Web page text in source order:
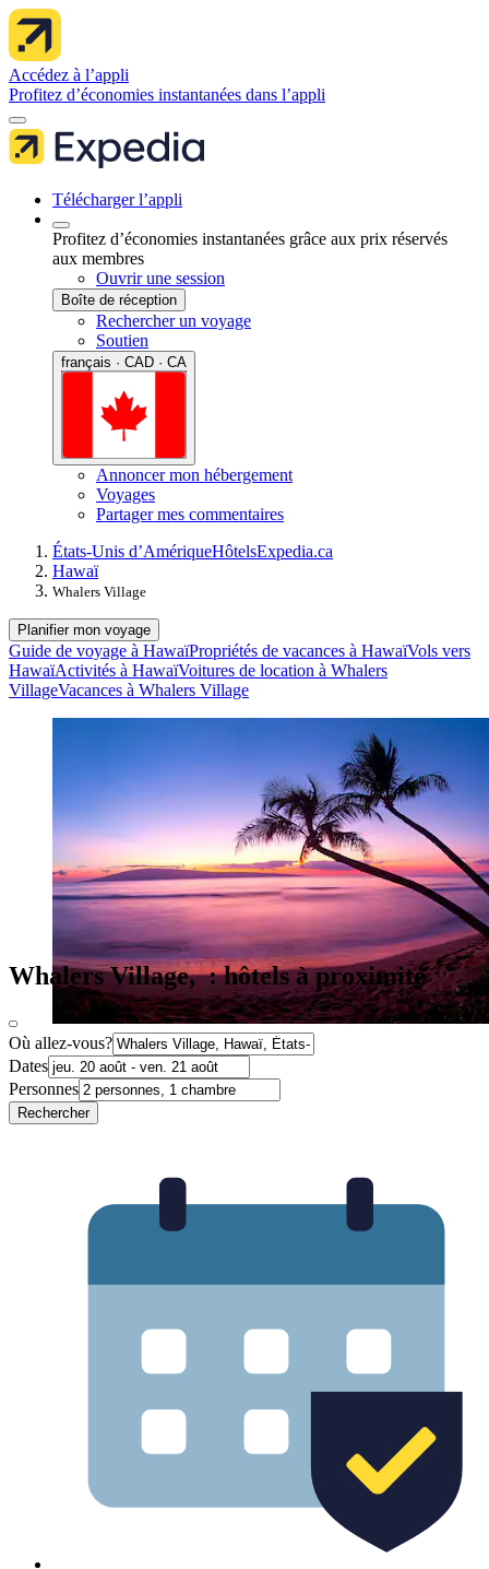
Accédez à l’appli
Profitez d’économies instantanées dans l’appli
Télécharger l’appli
Profitez d’économies instantanées grâce aux prix réservés
aux membres
Ouvrir une session
Boîte de réception
Rechercher un voyage
Soutien
français · CAD · CA
Annoncer mon hébergement
Voyages
Partager mes commentaires
États-Unis d’AmériqueHôtelsExpedia.ca
Hawaï
Whalers Village
Planifier mon voyage
Guide de voyage à HawaïPropriétés de vacances à HawaïVols vers
HawaïActivités à HawaïVoitures de location à Whalers
VillageVacances à Whalers Village
Whalers Village, : hôtels à proximité
Où allez-vous?
Dates
Personnes
Rechercher